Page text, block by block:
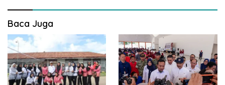
a
s
i
p
o
s
Baca Juga